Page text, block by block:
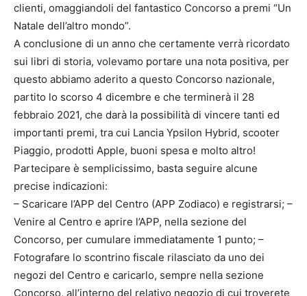
clienti, omaggiandoli del fantastico Concorso a premi “Un
Natale dell’altro mondo”.
A conclusione di un anno che certamente verrà ricordato
sui libri di storia, volevamo portare una nota positiva, per
questo abbiamo aderito a questo Concorso nazionale,
partito lo scorso 4 dicembre e che terminerà il 28
febbraio 2021, che darà la possibilità di vincere tanti ed
importanti premi, tra cui Lancia Ypsilon Hybrid, scooter
Piaggio, prodotti Apple, buoni spesa e molto altro!
Partecipare è semplicissimo, basta seguire alcune
precise indicazioni:
– Scaricare l’APP del Centro (APP Zodiaco) e registrarsi; –
Venire al Centro e aprire l’APP, nella sezione del
Concorso, per cumulare immediatamente 1 punto; –
Fotografare lo scontrino fiscale rilasciato da uno dei
negozi del Centro e caricarlo, sempre nella sezione
Concorso, all’interno del relativo negozio di cui troverete